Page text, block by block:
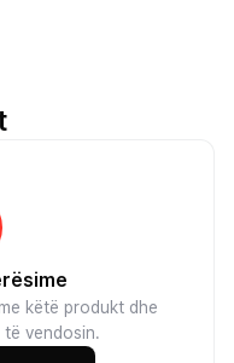
këtë produkt dhe
vendosin.